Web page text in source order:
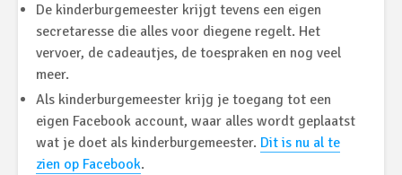
De kinderburgemeester krijgt tevens een eigen
secretaresse die alles voor diegene regelt. Het
vervoer, de cadeautjes, de toespraken en nog veel
meer.
Als kinderburgemeester krijg je toegang tot een
eigen Facebook account, waar alles wordt geplaatst
wat je doet als kinderburgemeester. Dit is nu al te
zien op Facebook.